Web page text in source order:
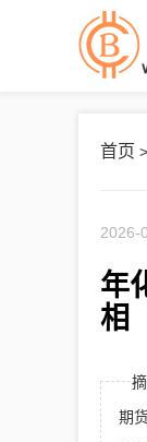
首页 >
2026-
年
相
期